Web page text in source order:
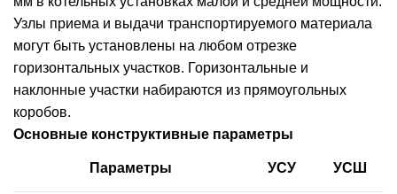
Узлы приема и выдачи транспортируемого материала
могут быть установлены на любом отрезке
горизонтальных участков. Горизонтальные и
наклонные участки набираются из прямоугольных
коробов.
Основные конструктивные параметры
Параметры УСУ УСШ